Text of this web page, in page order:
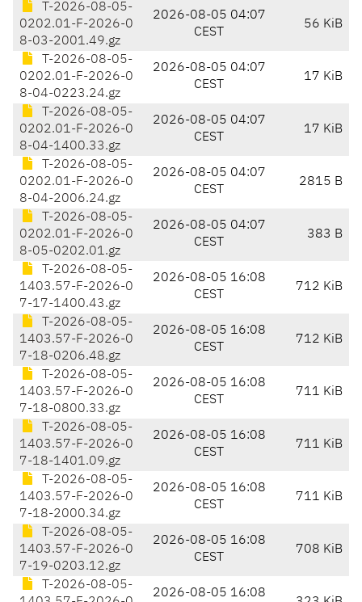
T-2026-08-05-
0202.01-F-2026-0
8-03-2001.49.gz
2026-08-05 04:07
CEST
56 KiB
T-2026-08-05-
0202.01-F-2026-0
8-04-0223.24.gz
2026-08-05 04:07
CEST
17 KiB
T-2026-08-05-
0202.01-F-2026-0
8-04-1400.33.gz
2026-08-05 04:07
CEST
17 KiB
T-2026-08-05-
0202.01-F-2026-0
8-04-2006.24.gz
2026-08-05 04:07
CEST
2815 B
T-2026-08-05-
0202.01-F-2026-0
8-05-0202.01.gz
2026-08-05 04:07
CEST
383 B
T-2026-08-05-
1403.57-F-2026-0
7-17-1400.43.gz
2026-08-05 16:08
CEST
712 KiB
T-2026-08-05-
1403.57-F-2026-0
7-18-0206.48.gz
2026-08-05 16:08
CEST
712 KiB
T-2026-08-05-
1403.57-F-2026-0
7-18-0800.33.gz
2026-08-05 16:08
CEST
711 KiB
T-2026-08-05-
1403.57-F-2026-0
7-18-1401.09.gz
2026-08-05 16:08
CEST
711 KiB
T-2026-08-05-
1403.57-F-2026-0
7-18-2000.34.gz
2026-08-05 16:08
CEST
711 KiB
T-2026-08-05-
1403.57-F-2026-0
7-19-0203.12.gz
2026-08-05 16:08
CEST
708 KiB
T-2026-08-05-
2026-08-05 16:08